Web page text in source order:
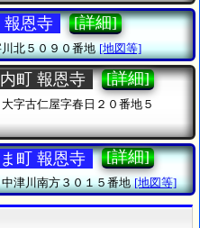
報恩寺 [詳細]
北５０９０番地 [地図等]
町 報恩寺 [詳細]
大字古仁屋字春日２０番地５
町 報恩寺 [詳細]
中津川南方３０１５番地 [地図等]